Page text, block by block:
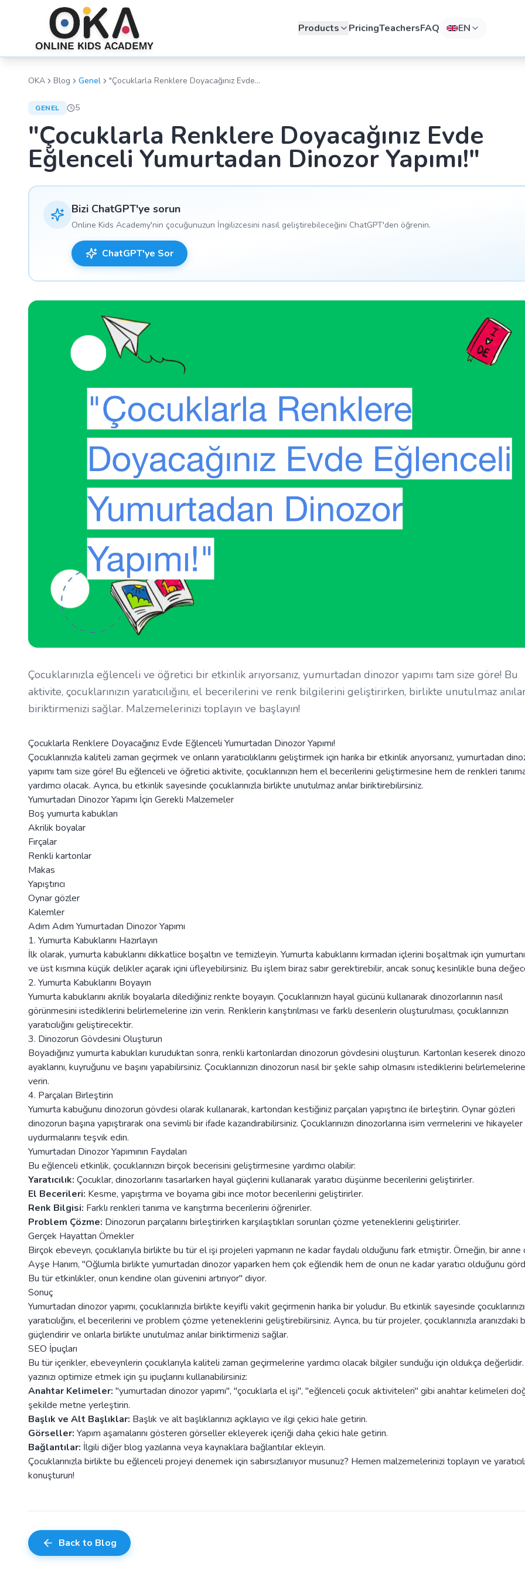
Products PricingTeachersFAQ EN
OKA Blog Genel
"Çocuklarla Renklere Doyacağınız Evde
GENEL 5
"Çocuklarla Renklere Doyacağınız Evde
Eğlenceli Yumurtadan Dinozor Yapımı!"
Bizi ChatGPT'ye sorun
Online Kids Academy'nin çocuğunuzun İngilizcesini nasıl geliştirebileceğini ChatGPT'den öğrenin.
ChatGPT'ye Sor
Çocuklarınızla eğlenceli ve öğretici bir etkinlik arıyorsanız, yumurtadan dinozor yapımı tam size göre! Bu
aktivite, çocuklarınızın yaratıcılığını, el becerilerini ve renk bilgilerini geliştirirken, birlikte unutulmaz
biriktirmenizi sağlar. Malzemelerinizi toplayın ve başlayın!
Çocuklarla Renklere Doyacağınız Evde Eğlenceli Yumurtadan Dinozor Yapımı!
Çocuklarınızla kaliteli zaman geçirmek ve onların yaratıcılıklarını geliştirmek için harika bir etkinlik arıyorsanız, yumurtadan
yapımı tam size göre! Bu eğlenceli ve öğretici aktivite, çocuklarınızın hem el becerilerini geliştirmesine hem de renkleri
yardımcı olacak. Ayrıca, bu etkinlik sayesinde çocuklarınızla birlikte unutulmaz anılar biriktirebilirsiniz.
Yumurtadan Dinozor Yapımı İçin Gerekli Malzemeler
Boş yumurta kabukları
Akrilik boyalar
Fırçalar
Renkli kartonlar
Makas
Yapıştırıcı
Oynar gözler
Kalemler
Adım Adım Yumurtadan Dinozor Yapımı
1. Yumurta Kabuklarını Hazırlayın
İlk olarak, yumurta kabuklarını dikkatlice boşaltın ve temizleyin. Yumurta kabuklarını kırmadan içlerini boşaltmak için
ve üst kısmına küçük delikler açarak içini üfleyebilirsiniz. Bu işlem biraz sabır gerektirebilir, ancak sonuç kesinlikle buna
2. Yumurta Kabuklarını Boyayın
Yumurta kabuklarını akrilik boyalarla dilediğiniz renkte boyayın. Çocuklarınızın hayal gücünü kullanarak dinozorlarının nasıl
görünmesini istediklerini belirlemelerine izin verin. Renklerin karıştırılması ve farklı desenlerin oluşturulması, çocuklarınızın
yaratıcılığını geliştirecektir.
3. Dinozorun Gövdesini Oluşturun
Boyadığınız yumurta kabukları kuruduktan sonra, renkli kartonlardan dinozorun gövdesini oluşturun. Kartonları keserek
ayaklarını, kuyruğunu ve başını yapabilirsiniz. Çocuklarınızın dinozorun nasıl bir şekle sahip olmasını istediklerini
verin.
4. Parçaları Birleştirin
Yumurta kabuğunu dinozorun gövdesi olarak kullanarak, kartondan kestiğiniz parçaları yapıştırıcı ile birleştirin. Oynar gözleri
dinozorun başına yapıştırarak ona sevimli bir ifade kazandırabilirsiniz. Çocuklarınızın dinozorlarına isim vermelerini ve hikayeler
uydurmalarını teşvik edin.
Yumurtadan Dinozor Yapımının Faydaları
Bu eğlenceli etkinlik, çocuklarınızın birçok becerisini geliştirmesine yardımcı olabilir:
Yaratıcılık: Çocuklar, dinozorlarını tasarlarken hayal güçlerini kullanarak yaratıcı düşünme becerilerini geliştirirler.
El Becerileri: Kesme, yapıştırma ve boyama gibi ince motor becerilerini geliştirirler.
Renk Bilgisi: Farklı renkleri tanıma ve karıştırma becerilerini öğrenirler.
Problem Çözme: Dinozorun parçalarını birleştirirken karşılaştıkları sorunları çözme yeteneklerini geliştirirler.
Gerçek Hayattan Örnekler
Birçok ebeveyn, çocuklarıyla birlikte bu tür el işi projeleri yapmanın ne kadar faydalı olduğunu fark etmiştir. Örneğin, bir anne
Ayşe Hanım, "Oğlumla birlikte yumurtadan dinozor yaparken hem çok eğlendik hem de onun ne kadar yaratıcı olduğunu
Bu tür etkinlikler, onun kendine olan güvenini artırıyor" diyor.
Sonuç
Yumurtadan dinozor yapımı, çocuklarınızla birlikte keyifli vakit geçirmenin harika bir yoludur. Bu etkinlik sayesinde
yaratıcılığını, el becerilerini ve problem çözme yeteneklerini geliştirebilirsiniz. Ayrıca, bu tür projeler, çocuklarınızla aranızdaki
güçlendirir ve onlarla birlikte unutulmaz anılar biriktirmenizi sağlar.
SEO İpuçları
Bu tür içerikler, ebeveynlerin çocuklarıyla kaliteli zaman geçirmelerine yardımcı olacak bilgiler sunduğu için oldukça
yazınızı optimize etmek için şu ipuçlarını kullanabilirsiniz:
Anahtar Kelimeler: "yumurtadan dinozor yapımı", "çocuklarla el işi", "eğlenceli çocuk aktiviteleri" gibi anahtar kelimeleri
şekilde metne yerleştirin.
Başlık ve Alt Başlıklar: Başlık ve alt başlıklarınızı açıklayıcı ve ilgi çekici hale getirin.
Görseller: Yapım aşamalarını gösteren görseller ekleyerek içeriği daha çekici hale getirin.
Bağlantılar: İlgili diğer blog yazılarına veya kaynaklara bağlantılar ekleyin.
Çocuklarınızla birlikte bu eğlenceli projeyi denemek için sabırsızlanıyor musunuz? Hemen malzemelerinizi toplayın ve
konuşturun!
Back to Blog